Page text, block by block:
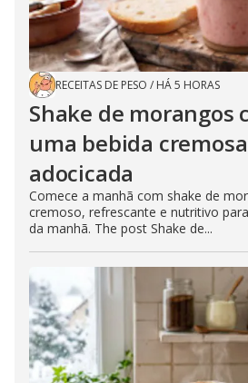
RECEITAS DE PESO / HÁ 5 HORAS
Shake de morangos
uma bebida
adocicada
Comece a manhã com shake de
cremoso, refrescante e nutritivo
da manhã. The post Shake de...